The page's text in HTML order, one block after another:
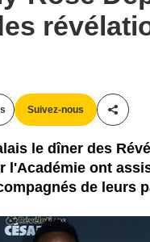
Suivez-nous
le dîner des
l'Académie ont
de leurs